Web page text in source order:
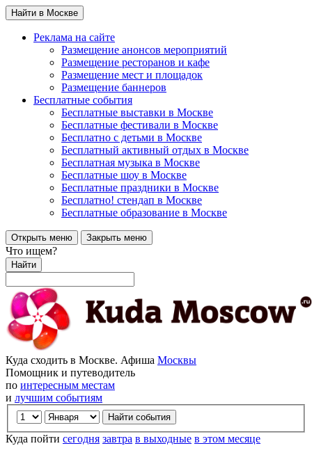
Найти в Москве
Реклама на сайте
Размещение анонсов мероприятий
Размещение ресторанов и кафе
Размещение мест и площадок
Размещение баннеров
Бесплатные события
Бесплатные выставки в Москве
Бесплатные фестивали в Москве
Бесплатно с детьми в Москве
Бесплатный активный отдых в Москве
Бесплатная музыка в Москве
Бесплатные шоу в Москве
Бесплатные праздники в Москве
Бесплатно! стендап в Москве
Бесплатные образование в Москве
Открыть меню Закрыть меню
Что ищем?
Найти
Куда сходить в Москве. Афиша Москвы
Помощник и путеводитель
по интересным местам
и лучшим событиям
Куда пойти сегодня завтра в выходные в этом месяце